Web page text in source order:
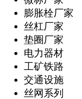
膨胀栓厂家
丝杠厂家
垫圈厂家
电力器材
工矿铁路
交通设施
丝网系列